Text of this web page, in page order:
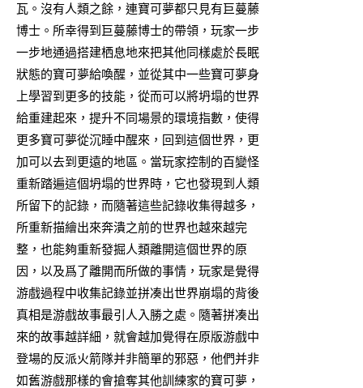
瓦。沒有人類之餘，連寶可夢都只見有巨蔓藤
博士。所幸得到巨蔓藤博士的帶領，玩家一步
一步地通過搭建栖息地來把其他同樣處於長眠
狀態的寶可夢給喚醒，並從其中一些寶可夢身
上學習到更多的技能，從而可以將坍塌的世界
給重建起來，提升不同場景的環境指數，使得
更多寶可夢從沉睡中醒來，回到這個世界，更
加可以去到更遠的地區。當玩家控制的百變怪
重新踏遍這個坍塌的世界時，它也發現到人類
所留下的記錄，而隨著這些記錄收集得越多，
所重新描繪出來奔潰之前的世界也越來越完
整，也能夠重新發掘人類離開這個世界的原
因，以及爲了離開而所做的事情，玩家是覺得
游戲過程中收集記錄並拼凑出世界崩塌的背後
真相是游戲故事最引人入勝之處。隨著拼凑出
來的故事越詳細，就會越加覺得在原版游戲中
登場的反派火箭隊并非簡單的邪惡，他們并非
如舊游戲那樣的會搶奪其他訓練家的寶可夢，